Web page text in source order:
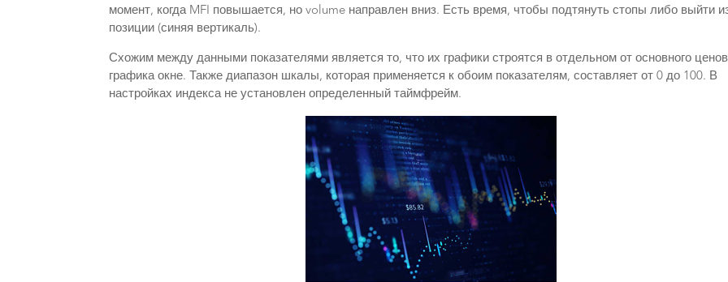
момент, когда MFI повышается, но volume направлен вниз. Есть время, чтобы подтянуть стопы либо выйти
позиции (синяя вертикаль).
Схожим между данными показателями является то, что их графики строятся в отдельном от основного
графика окне. Также диапазон шкалы, которая применяется к обоим показателям, составляет от 0 до 100. В
настройках индекса не установлен определенный таймфрейм.